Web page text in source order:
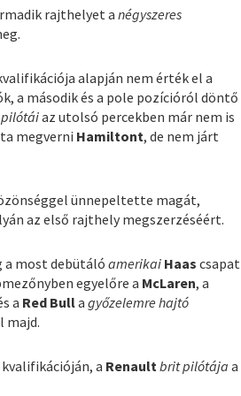
rajthelyet anégyszeres
alapján nem érték el a
a második és a pole pozícióról döntő
pilótáiaz utolsó percekben már nem is
megverni Hamiltont, de nem járt
ünnepeltette magát,
az első rajthely megszerzéséért.
a most debütálóamerikai Haas csapat
egyelőre a McLaren, a
a Red Bullagyőzelemre hajtó
majd.
a Renaultbrit pilótája a